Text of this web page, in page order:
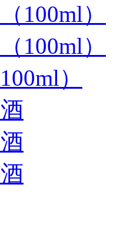
100ml）
100ml）
）